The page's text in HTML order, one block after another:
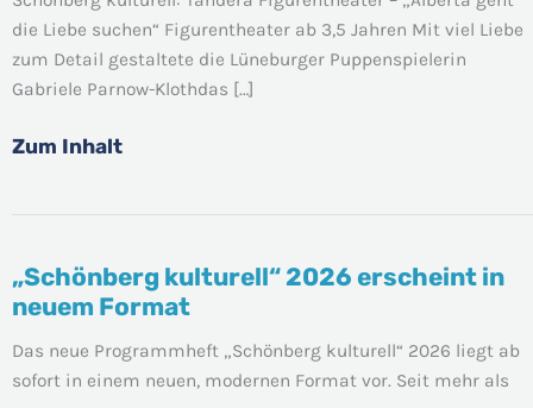
die Liebe suchen“ Figurentheater ab 3,5 Jahren Mit viel Liebe
zum Detail gestaltete die Lüneburger Puppenspielerin
Gabriele Parnow-Klothdas […]
–
„Alberta
geht
die
Liebe
suchen“
Zum Inhalt
„Schönberg kulturell“ 2026 erscheint in
neuem Format
Das neue Programmheft „Schönberg kulturell“ 2026 liegt ab
sofort in einem neuen, modernen Format vor. Seit mehr als
„Schönberg
kulturell“
erscheint
in